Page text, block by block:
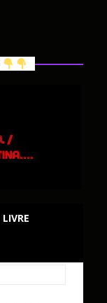
LIVRE